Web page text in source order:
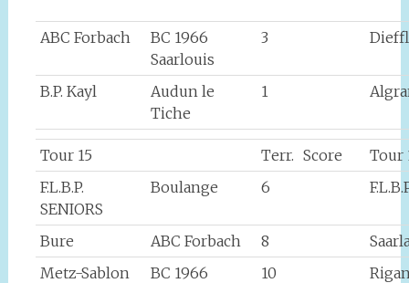
ABC Forbach
BC 1966
Saarlouis
3
B.P. Kayl
Audun le
Tiche
1
Tour 15 Terr. Score
Tour
F.L.B.P.
SENIORS
Boulange 6
Bure ABC Forbach 8
Metz-Sablon
BC 1966
10